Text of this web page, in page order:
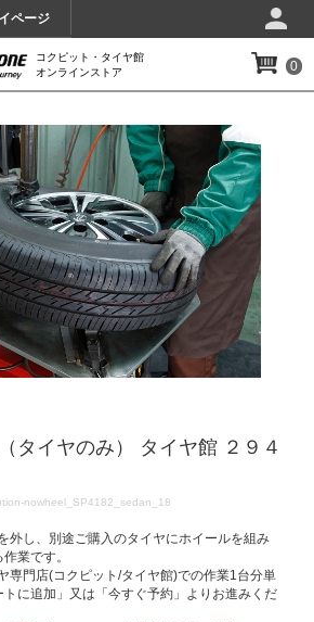
ページ
コクピット・タイヤ館
オンラインストア
0
タイヤのみ） タイヤ館 ２９４
nowheel_SP4182_sedan_18
外し、別途ご購入のタイヤにホイールを組み
業です。
専門店(コクピット/タイヤ館)での作業1台分単
に追加」又は「今すぐ予約」よりお進みくだ